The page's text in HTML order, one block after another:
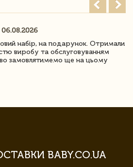
06.08.2026
набір, на подарунок. Отримали
виробу та обслуговуванням
замовлятимемо ще на цьому
BABY.CO.UA